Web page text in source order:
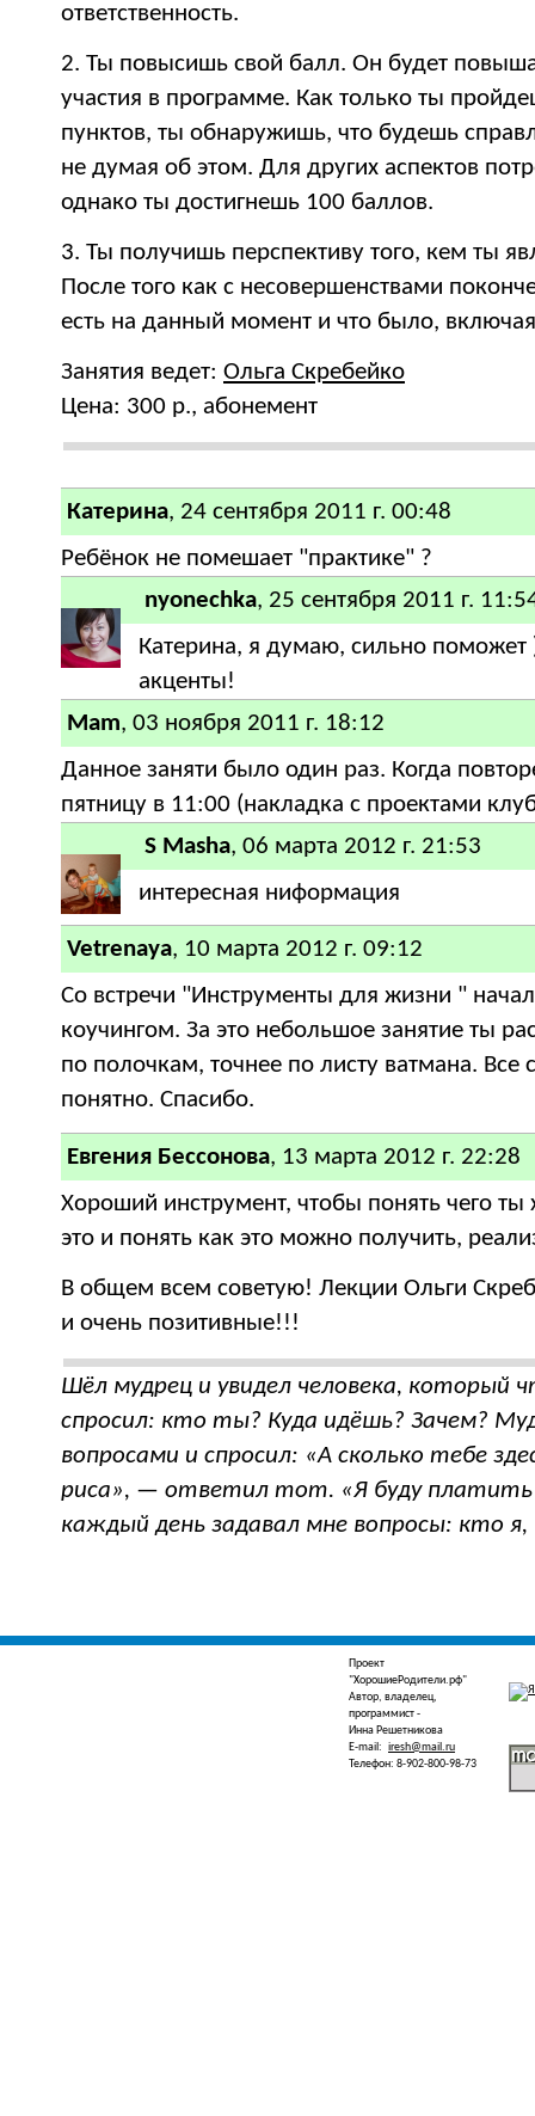
ответственность.
2. Ты повысишь свой балл. Он будет
участия в программе. Как только ты
пунктов, ты обнаружишь, что будешь
не думая об этом. Для других аспектов
однако ты достигнешь 100 баллов.
3. Ты получишь перспективу того, кем ты
После того как с несовершенствами
есть на данный момент и что было,
Занятия ведет: Ольга Скребейко
Цена: 300 р., абонемент
Катерина, 24 сентября 2011 г. 00:48
Ребёнок не помешает "практике" ?
nyonechka, 25 сентября 2011 г.
Катерина, я думаю, сильно поможет
акценты!
Mam, 03 ноября 2011 г. 18:12
Данное заняти было один раз. Когда
пятницу в 11:00 (накладка с проектами
S Masha, 06 марта 2012 г. 21:53
интересная ниформация
Vetrenaya, 10 марта 2012 г. 09:12
Со встречи "Инструменты для жизни "
коучингом. За это небольшое занятие ты
по полочкам, точнее по листу ватмана. Все
понятно. Спасибо.
Евгения Бессонова, 13 марта 2012 г. 22:28
Хороший инструмент, чтобы понять чего ты
это и понять как это можно получить,
В общем всем советую! Лекции Ольги
и очень позитивные!!!
Шёл мудрец и увидел человека, который
спросил: кто ты? Куда идёшь? Зачем?
вопросами и спросил: «А сколько тебе
риса», — ответил тот. «Я буду
каждый день задавал мне вопросы: кто я,
Проект
"ХорошиеРодители.рф"
Автор, владелец,
программист -
Инна Решетникова
E-mail: iresh@mail.ru
Телефон: 8-902-800-98-73